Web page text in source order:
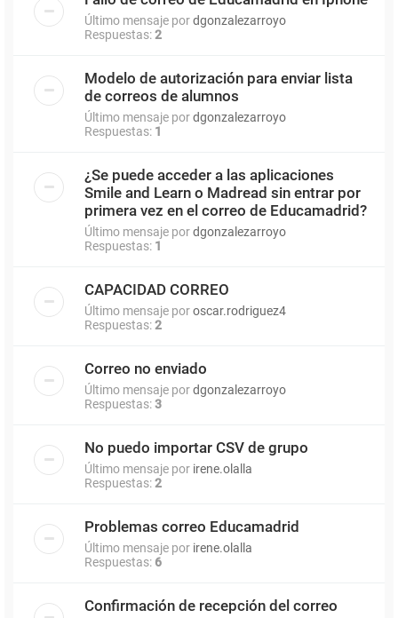
Último mensaje pordgonzalezarroyo
Respuestas:2
Modelo de autorización para enviar lista
de correos de alumnos
Último mensaje pordgonzalezarroyo
Respuestas: 1
¿Se puede acceder a las aplicaciones
Smile and Learn o Madread sin entrar por
primera vez en el correo de Educamadrid?
Último mensaje pordgonzalezarroyo
Respuestas: 1
CAPACIDAD CORREO
Último mensaje poroscar.rodriguez4
Respuestas:2
Correo no enviado
Último mensaje pordgonzalezarroyo
Respuestas:3
No puedo importar CSV de grupo
Último mensaje por irene.olalla
Respuestas:2
Problemas correo Educamadrid
Último mensaje por irene.olalla
Respuestas: 6
Confirmación de recepción del correo